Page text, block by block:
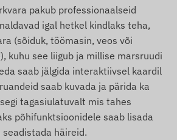
Saint Vincent ja Grenadiinid,
Sloveenia, Lõuna-Aafrika,
Rootsi, Šveits, Tai, Tuneesia,
Ukraina, Araabia
USA, Vietnam, Hongkong.
satelliidisüsteemidega (GPS,
BEIDOU)
pakub professionaalseid
igal hetkel kindlaks teha,
(sõiduk, töömasin, veos või
kuhu see liigub ja millise marsruudi
saab jälgida interaktiivsel kaardil
saab kuvada ja pärida ka
tagasiulatuvalt mis tahes
põhifunktsioonidele saab lisada
seadistada häireid.